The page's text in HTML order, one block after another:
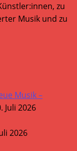
zu
Musik und zu
Musik –
Juli 2026
2026